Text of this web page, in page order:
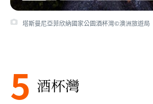
塔斯曼尼亞菲欣納國家公園酒杯灣©澳洲旅遊局
5 酒杯灣